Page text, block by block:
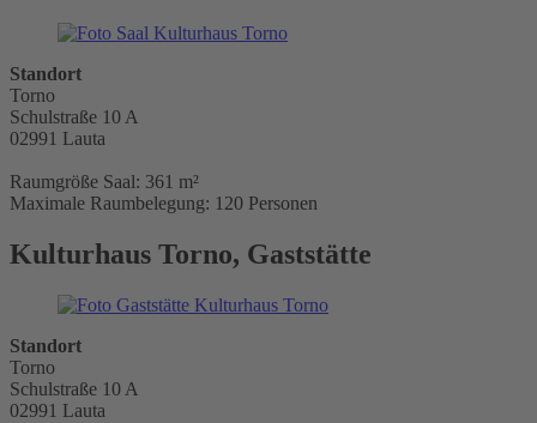
Standort
Torno
Schulstraße 10 A
02991 Lauta
Raumgröße Saal: 361 m²
Maximale Raumbelegung: 120 Personen
Kulturhaus Torno, Gaststätte
Standort
Torno
Schulstraße 10 A
02991 Lauta